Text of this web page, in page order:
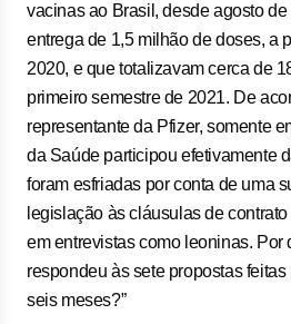
vacinas ao Brasil, desde agosto
entrega de 1,5 milhão de doses, a
2020, e que totalizavam cerca de
primeiro semestre de 2021. De
representante da Pfizer, somente
da Saúde participou efetivamente
foram esfriadas por conta de uma
legislação às cláusulas de
em entrevistas como leoninas. Por
respondeu às sete propostas
seis meses?”